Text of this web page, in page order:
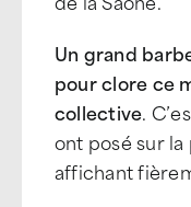
Un grand
pour clore ce
collective.
ont posé sur
affichant